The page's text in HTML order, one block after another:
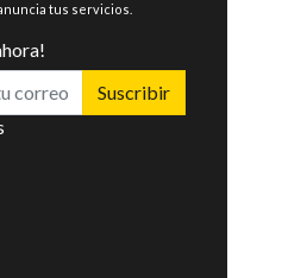
tus servicios.
Suscribir